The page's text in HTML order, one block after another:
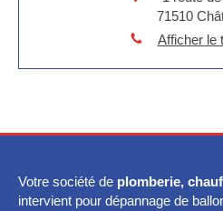
71510
Afficher le
Votre société de plomberie,
intervient pour dépannage de